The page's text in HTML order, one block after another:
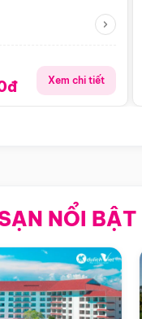
Xem chi tiết
NỔI BẬT